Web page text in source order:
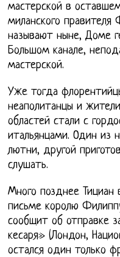
мастерской в
миланского правителя
называют ныне, Доме
Большом канале,
мастерской.
Уже тогда
неаполитанцы и
областей стали с
итальянцами. Один из
лютни, другой
слушать.
Много позднее Тициан
письме королю
сообщит об отправке
кесаря» (Лондон,
остался один только